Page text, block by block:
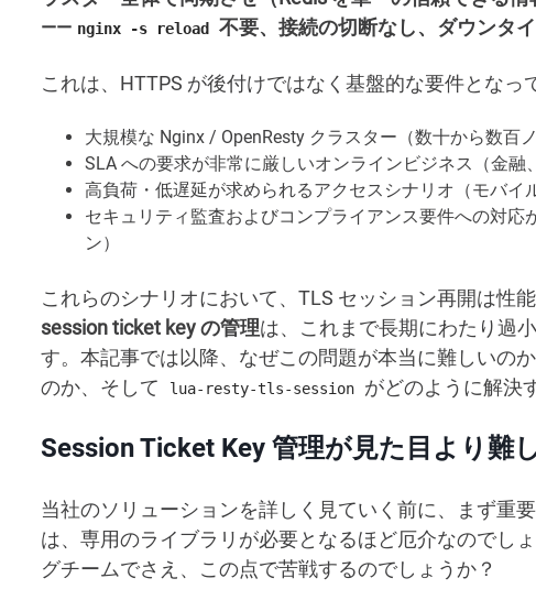
—— nginx -s reload 不要、接続の切断なし、ダウンタ
これは、HTTPS が後付けではなく基盤的な要件となっ
大規模な Nginx / OpenResty クラスター（数十から数百ノ
SLA への要求が非常に厳しいオンラインビジネス（金融
高負荷・低遅延が求められるアクセスシナリオ（モバイ
セキュリティ監査およびコンプライアンス要件への対
ン）
これらのシナリオにおいて、TLS セッション再開は性
session ticket key の管理は、これまで長期にわたり過
す。本記事では以降、なぜこの問題が本当に難しいの
のか、そして
lua-resty-tls-session がどのように解決
Session Ticket Key 管理が見た目より難
当社のソリューションを詳しく見ていく前に、まず重
は、専用のライブラリが必要となるほど厄介なのでし
グチームでさえ、この点で苦戦するのでしょうか？